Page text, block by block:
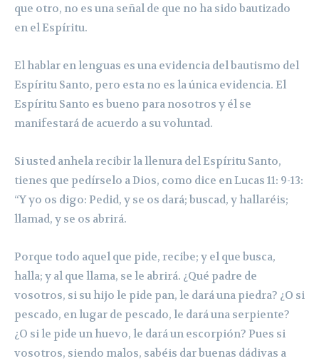
que otro, no es una señal de que no ha sido bautizado
en el Espíritu.
El hablar en lenguas es una evidencia del bautismo del
Espíritu Santo, pero esta no es la única evidencia. El
Espíritu Santo es bueno para nosotros y él se
manifestará de acuerdo a su voluntad.
Si usted anhela recibir la llenura del Espíritu Santo,
tienes que pedírselo a Dios, como dice en Lucas 11: 9-13:
“Y yo os digo: Pedid, y se os dará; buscad, y hallaréis;
llamad, y se os abrirá.
Porque todo aquel que pide, recibe; y el que busca,
halla; y al que llama, se le abrirá. ¿Qué padre de
vosotros, si su hijo le pide pan, le dará una piedra? ¿O si
pescado, en lugar de pescado, le dará una serpiente?
¿O si le pide un huevo, le dará un escorpión? Pues si
vosotros, siendo malos, sabéis dar buenas dádivas a